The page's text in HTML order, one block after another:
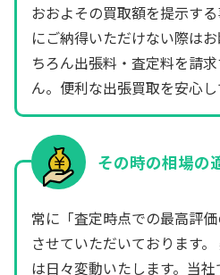
おおよその買取額を提示す
にご納得いただけない際は
ちろん出張料・査定料を請
ん。便利な出張買取を安心し
その時の相場の
常に「査定時点での最高評
させていただいております
は日々変動いたします。当